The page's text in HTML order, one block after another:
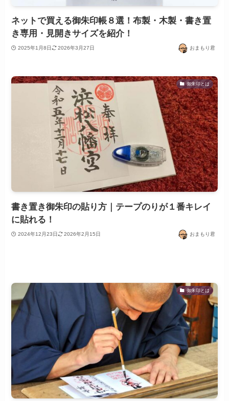
ネットで買える御朱印帳８選！布製・木製・書き置
き専用・見開きサイズを紹介！
2025年1月8日 2026年3月27日 おまもり君
御朱印とは
書き置き御朱印の貼り方｜テープのりが１番キレイ
に貼れる！
2024年12月23日 2026年2月15日 おまもり君
御朱印とは